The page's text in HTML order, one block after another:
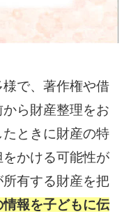
で、著作権や借
ら財産整理をお
ときに財産の特
かける可能性が
有する財産を把
報を子どもに伝